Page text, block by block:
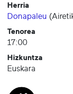
Herria
Donapaleu (
Tenorea
17:00
Hizkuntza
Euskara